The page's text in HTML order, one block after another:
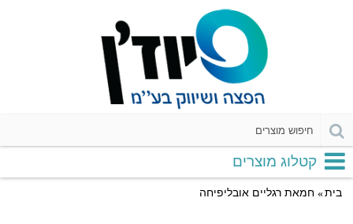
קטלוג מוצרים
בית חמאת‭ ‬רגליים ‬אובליפיחה